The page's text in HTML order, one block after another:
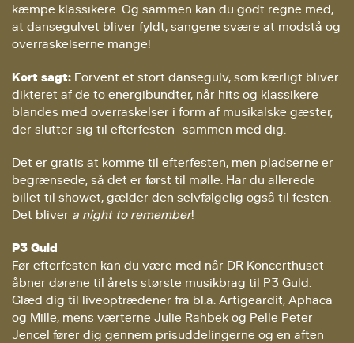
kæmpe klassikere. Og sammen kan du godt regne med,
at dansegulvet bliver fyldt, sangene svære at modstå og
overraskelserne mange!
Kort sagt: Forvent et stort dansegulv, som kærligt bliver
dikteret af de to energibundter, når hits og klassikere
blandes med overraskelser i form af musikalske gæster,
der slutter sig til efterfesten -sammen med dig.
Det er gratis at komme til efterfesten, men pladserne er
begrænsede, så det er først til mølle. Har du allerede
billet til showet, gælder den selvfølgelig også til festen.
Det bliver a night to remember!
P3 Guld
Før efterfesten kan du være med når DR Koncerthuset
åbner dørene til årets største musikbrag til P3 Guld.
Glæd dig til liveoptrædener fra bl.a. Artigeardit, Aphaca
og Mille, mens værterne Julie Rahbek og Pelle Peter
Jencel fører dig gennem prisuddelingerne og en aften